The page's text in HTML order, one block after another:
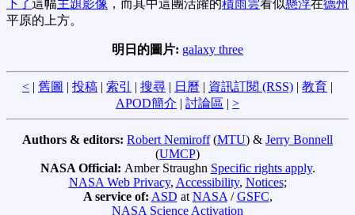
下了這幅主題影像 ，而其中這團活躍的積雨雲看似懸浮在德州
平原的上方。
明日的圖片: galaxy three
< | 舊圖 | 投稿 | 索引 | 搜尋 | 日曆 | 資訊訂閱 (RSS) | 教育 |
APOD簡介 | 討論區 | >
Authors & editors: Robert Nemiroff(MTU) & Jerry Bonnell
(UMCP)
NASA Official: Amber Straughn Specific rights apply.
NASA Web Privacy, Accessibility, Notices;
A service of: ASD at NASA /GSFC,
NASA Science Activation